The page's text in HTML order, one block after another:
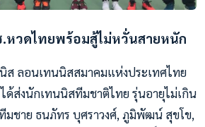
หวดไทยพร้อมสู้ไม่หวั่นสายหนัก
ส ลอนเทนนิสสมาคมแห่งประเทศไทย
ด้ส่งนักเทนนิสทีมชาติไทย รุ่นอายุไม่เกิน
มชาย ธนภัทร บุศราวงศ์, ภูมิพัฒน์ สุขโข,